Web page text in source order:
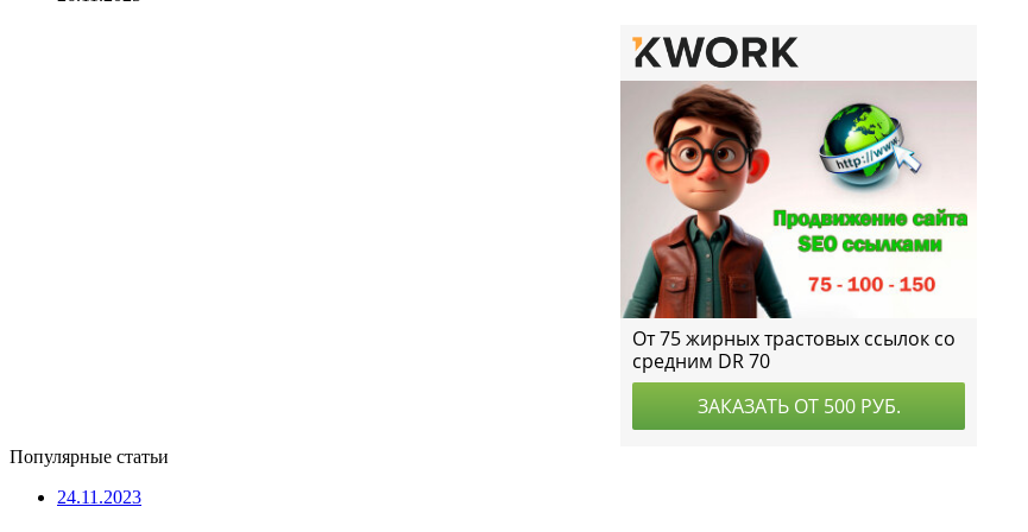
Популярные статьи
24.11.2023